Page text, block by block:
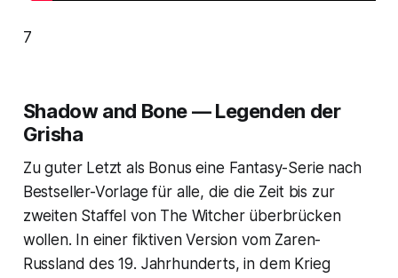
7
Shadow and Bone — Legenden der
Grisha
Zu guter Letzt als Bonus eine Fantasy-Serie nach
Bestseller-Vorlage für alle, die die Zeit bis zur
zweiten Staffel von The Witcherüberbrücken
wollen. In einer fiktiven Version vom Zaren-
Russland des 19. Jahrhunderts, in dem Krieg